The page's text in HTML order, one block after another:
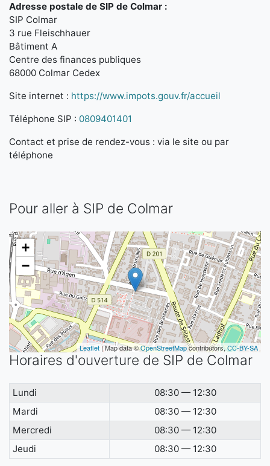
Adresse postale de SIP de Colmar :
SIP Colmar
3 rue Fleischhauer
Bâtiment A
Centre des finances publiques
68000 Colmar Cedex
Site internet : https://www.impots.gouv.fr/accueil
Téléphone SIP : 0809401401
Contact et prise de rendez-vous : via le site ou par
téléphone
Pour aller à SIP de Colmar
+
−
Leaflet | Map data ©OpenStreetMapcontributors,CC-BY-SA
Horaires d'ouverture de SIP de Colmar
Lundi
08:30 — 12:30
Mardi
08:30 — 12:30
Mercredi
08:30 — 12:30
Jeudi
08:30 — 12:30